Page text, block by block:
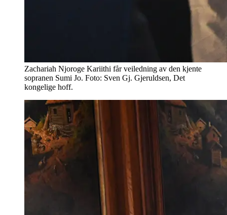
Zachariah Njoroge Kariithi får veiledning av den kjente
sopranen Sumi Jo. Foto: Sven Gj. Gjeruldsen, Det
kongelige hoff.